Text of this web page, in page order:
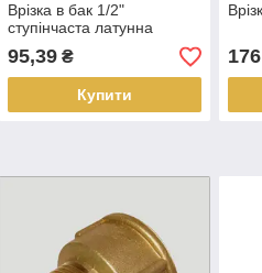
Врізка в бак 1/2"
ступінчаста латунна
95,39₴
Купити